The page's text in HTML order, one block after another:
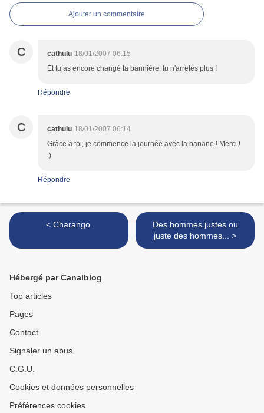
Ajouter un commentaire
C cathulu 18/01/2007 06:15
Et tu as encore changé ta bannière, tu n'arrêtes plus !
Répondre
C cathulu 18/01/2007 06:14
Grâce à toi, je commence la journée avec la banane ! Merci !
:)
Répondre
< Charango.
Des hommes justes ou
juste des hommes... >
Hébergé par Canalblog
Top articles
Pages
Contact
Signaler un abus
C.G.U.
Cookies et données personnelles
Préférences cookies